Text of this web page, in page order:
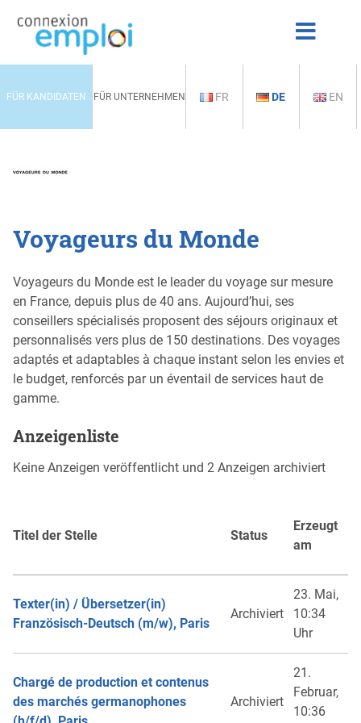
FÜR KANDIDATEN FÜR UNTERNEHMEN FR DE EN
Voyageurs du Monde
Voyageurs du Monde est le leader du voyage sur mesure
en France, depuis plus de 40 ans. Aujourd’hui, ses
conseillers spécialisés proposent des séjours originaux et
personnalisés vers plus de 150 destinations. Des voyages
adaptés et adaptables à chaque instant selon les envies et
le budget, renforcés par un éventail de services haut de
gamme.
Anzeigenliste
Keine Anzeigen veröffentlicht und 2 Anzeigen archiviert
Titel der Stelle Status
Erzeugt
am
Texter(in) / Übersetzer(in)
Französisch-Deutsch (m/w), Paris
Archiviert
23. Mai,
10:34
Uhr
Chargé de production et contenus
des marchés germanophones
Archiviert
21.
Februar,
10:36